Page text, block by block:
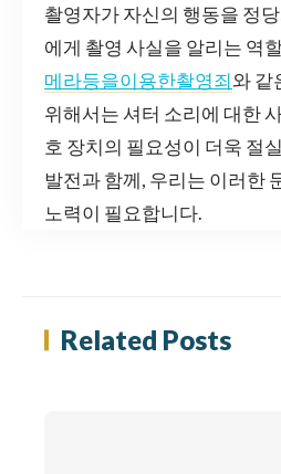
촬영자가 자신의 행동을 정
에게 촬영 사실을 알리는 역
메라등을이용한촬영죄와 같
위해서는 셔터 소리에 대한
호 장치의 필요성이 더욱 절
발전과 함께, 우리는 이러한
노력이 필요합니다.
Related Posts